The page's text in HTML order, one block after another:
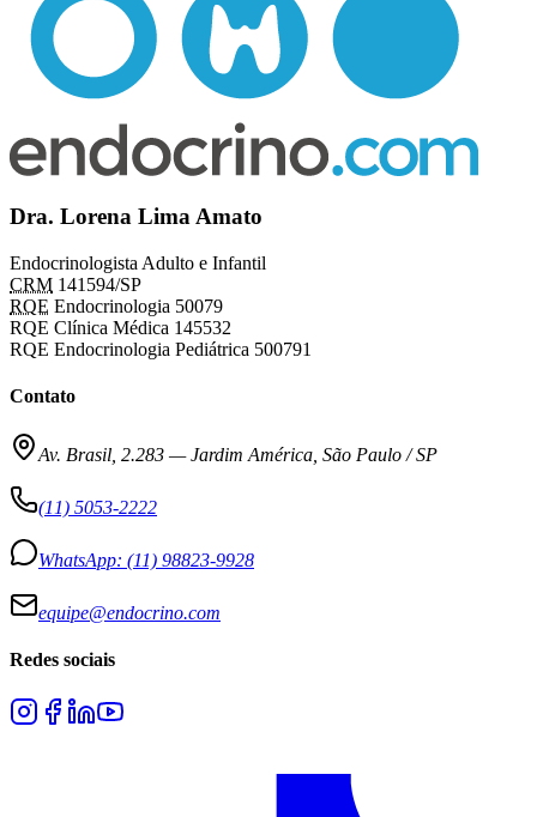
Dra. Lorena Lima Amato
Endocrinologista Adulto e Infantil
CRM 141594/SP
RQE Endocrinologia 50079
RQE Clínica Médica 145532
RQE Endocrinologia Pediátrica 500791
Contato
Av. Brasil, 2.283 —Jardim América, São Paulo / SP
(11) 5053-2222
WhatsApp: (11) 98823-9928
equipe@endocrino.com
Redes sociais